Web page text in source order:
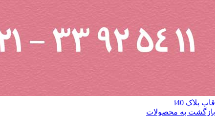
قاب پلاک i40
بازگشت به محصولات